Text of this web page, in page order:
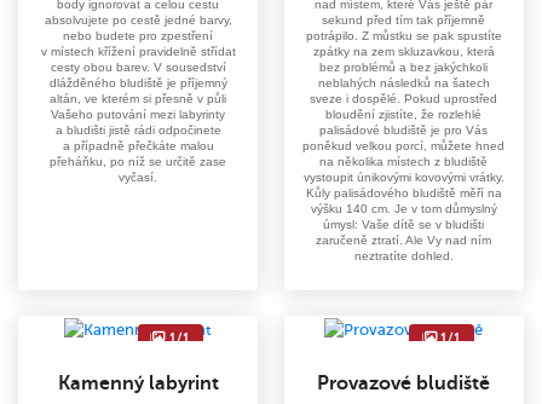
body ignorovat a celou cestu
absolvujete po cestě jedné barvy,
nebo budete pro zpestření
v místech křížení pravidelně střídat
cesty obou barev. V sousedství
dlážděného bludiště je příjemný
altán, ve kterém si přesně v půli
Vašeho putování mezi labyrinty
a bludišti jistě rádi odpočinete
a případně přečkáte malou
přeháňku, po níž se určitě zase
vyčasí.
nad místem, které Vás ještě pár
sekund před tím tak příjemně
potrápilo. Z můstku se pak spustíte
zpátky na zem skluzavkou, která
bez problémů a bez jakýchkoli
neblahých následků na šatech
sveze i dospělé. Pokud uprostřed
bloudění zjistíte, že rozlehlé
palisádové bludiště je pro Vás
poněkud velkou porcí, můžete hned
na několika místech z bludiště
vystoupit únikovými kovovými vrátky.
Kůly palisádového bludiště měří na
výšku 140 cm. Je v tom důmyslný
úmysl: Vaše dítě se v bludišti
zaručeně ztratí. Ale Vy nad ním
neztratíte dohled.
1/1
Kamenný labyrint
1/1
Provazové bludiště